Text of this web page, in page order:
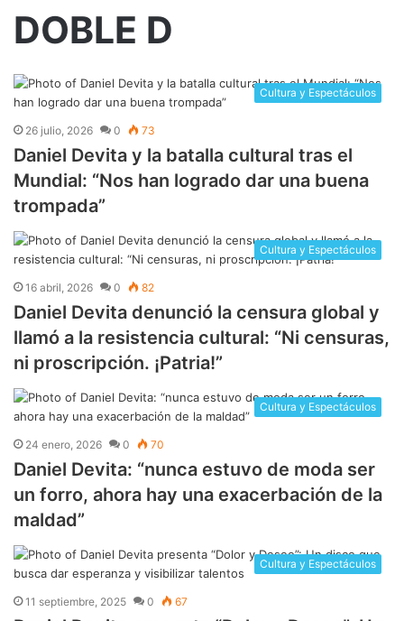
DOBLE D
Cultura y Espectáculos
26 julio, 2026 0 73
Daniel Devita y la batalla cultural tras el
Mundial: “Nos han logrado dar una buena
trompada”
Cultura y Espectáculos
16 abril, 2026 0 82
Daniel Devita denunció la censura global y
llamó a la resistencia cultural: “Ni censuras,
ni proscripción. ¡Patria!”
Cultura y Espectáculos
24 enero, 2026 0 70
Daniel Devita: “nunca estuvo de moda ser
un forro, ahora hay una exacerbación de la
maldad”
Cultura y Espectáculos
11 septiembre, 2025 0 67